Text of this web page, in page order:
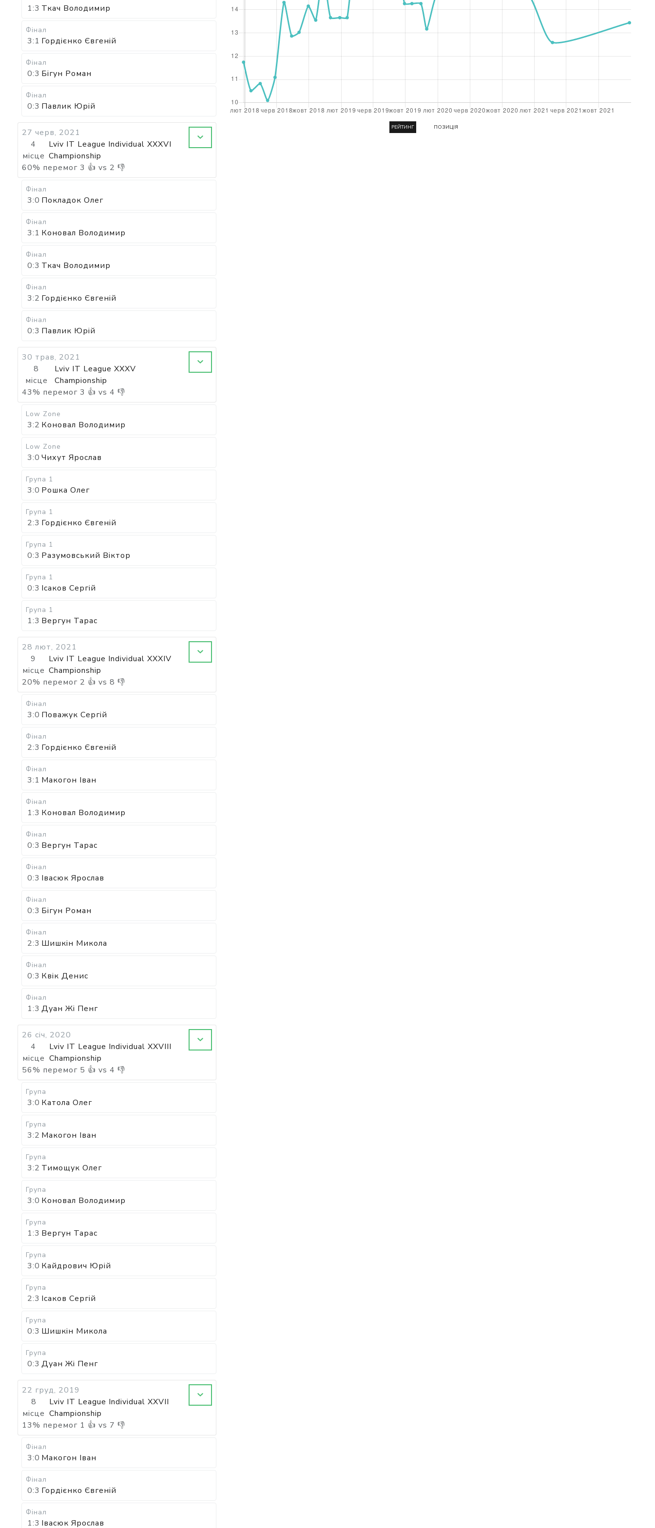
1:3 Ткач Володимир
Фінал
3:1 Гордієнко Євгеній
Фінал
0:3 Бігун Роман
Фінал
0:3 Павлик Юрій
27 черв, 2021
4
місце
Lviv IT League Individual XXXVI
Championship
60% перемог 3 👍 vs 2 👎
Фінал
3:0 Покладок Олег
Фінал
3:1 Коновал Володимир
Фінал
0:3 Ткач Володимир
Фінал
3:2 Гордієнко Євгеній
Фінал
0:3 Павлик Юрій
30 трав, 2021
8
місце
Lviv IT League XXXV
Championship
43% перемог 3 👍 vs 4 👎
Low Zone
3:2 Коновал Володимир
Low Zone
3:0 Чихут Ярослав
Група 1
3:0 Рошка Олег
Група 1
2:3 Гордієнко Євгеній
Група 1
0:3 Разумовський Віктор
Група 1
0:3 Ісаков Сергій
Група 1
1:3 Вергун Тарас
28 лют, 2021
9
місце
Lviv IT League Individual XXXIV
Championship
20% перемог 2 👍 vs 8 👎
Фінал
3:0 Поважук Сергій
Фінал
2:3 Гордієнко Євгеній
Фінал
3:1 Макогон Іван
Фінал
1:3 Коновал Володимир
Фінал
0:3 Вергун Тарас
Фінал
0:3 Івасюк Ярослав
Фінал
0:3 Бігун Роман
Фінал
2:3 Шишкін Микола
Фінал
0:3 Квік Денис
Фінал
1:3 Дуан Жі Пенг
26 січ, 2020
4
місце
Lviv IT League Individual XXVIII
Championship
56% перемог 5 👍 vs 4 👎
Група
3:0 Катола Олег
Група
3:2 Макогон Іван
Група
3:2 Тимощук Олег
Група
3:0 Коновал Володимир
Група
1:3 Вергун Тарас
Група
3:0 Кайдрович Юрій
Група
2:3 Ісаков Сергій
Група
0:3 Шишкін Микола
Група
0:3 Дуан Жі Пенг
22 груд, 2019
8
місце
Lviv IT League Individual XXVII
Championship
13% перемог 1 👍 vs 7 👎
Фінал
3:0 Макогон Іван
Фінал
0:3 Гордієнко Євгеній
Фінал
1:3 Івасюк Ярослав
РЕЙТИНГ ПОЗИЦІЯ